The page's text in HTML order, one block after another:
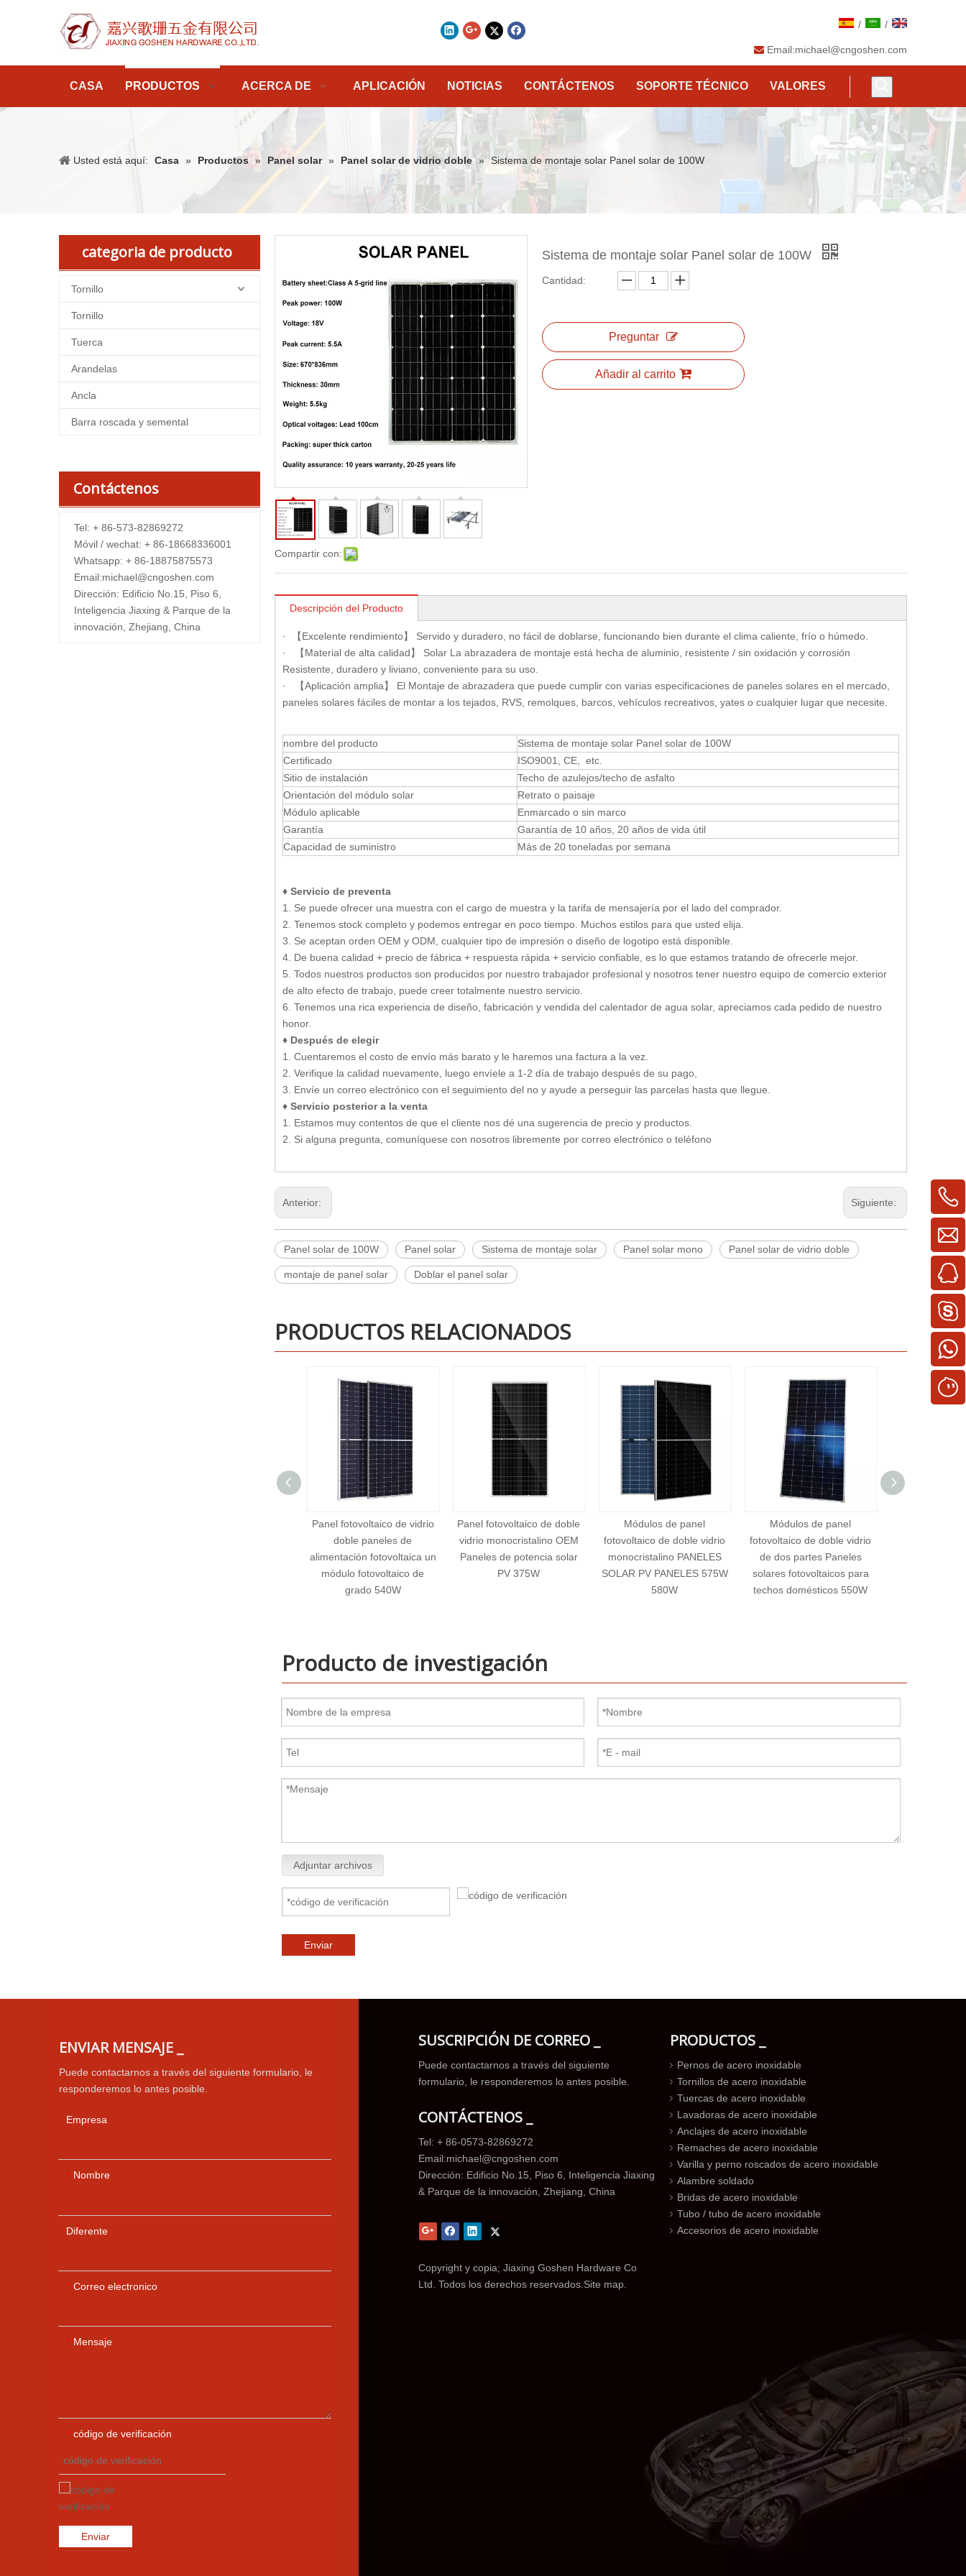
/ /
 Email:michael@cngoshen.com
CASA PRODUCTOS ACERCA DE APLICACIÓN NOTICIAS CONTÁCTENOS SOPORTE TÉCNICO VALORES
Usted está aquí: Casa » Productos » Panel solar » Panel solar de vidrio doble » Sistema de montaje solar Panel solar de 100W
categoria de producto
Tornillo
Tornillo
Tuerca
Arandelas
Ancla
Barra roscada y semental
Contáctenos
Tel: + 86-573-82869272
Móvil / wechat: + 86-18668336001
Whatsapp: + 86-18875875573
Email:michael@cngoshen.com
Dirección: Edificio No.15, Piso 6,
Inteligencia Jiaxing & Parque de la
innovación, Zhejiang, China
Compartir con:
Sistema de montaje solar Panel solar de 100W
Cantidad:
Preguntar
Añadir al carrito
Descripción del Producto
· 【Excelente rendimiento】 Servido y duradero, no fácil de doblarse, funcionando bien durante el clima caliente, frío o húmedo.
· 【Material de alta calidad】 Solar La abrazadera de montaje está hecha de aluminio, resistente / sin oxidación y corrosión
Resistente, duradero y liviano, conveniente para su uso.
· 【Aplicación amplia】 El Montaje de abrazadera que puede cumplir con varias especificaciones de paneles solares en el mercado,
paneles solares fáciles de montar a los tejados, RVS, remolques, barcos, vehículos recreativos, yates o cualquier lugar que necesite.
nombre del producto
Sistema de montaje solar Panel solar de 100W
Certificado
ISO9001, CE, etc.
Sitio de instalación
Techo de azulejos/techo de asfalto
Orientación del módulo solar
Retrato o paisaje
Módulo aplicable
Enmarcado o sin marco
Garantía
Garantía de 10 años, 20 años de vida útil
Capacidad de suministro
Más de 20 toneladas por semana
♦ Servicio de preventa
1. Se puede ofrecer una muestra con el cargo de muestra y la tarifa de mensajería por el lado del comprador.
2. Tenemos stock completo y podemos entregar en poco tiempo. Muchos estilos para que usted elija.
3. Se aceptan orden OEM y ODM, cualquier tipo de impresión o diseño de logotipo está disponible.
4. De buena calidad + precio de fábrica + respuesta rápida + servicio confiable, es lo que estamos tratando de ofrecerle mejor.
5. Todos nuestros productos son producidos por nuestro trabajador profesional y nosotros tener nuestro equipo de comercio exterior
de alto efecto de trabajo, puede creer totalmente nuestro servicio.
6. Tenemos una rica experiencia de diseño, fabricación y vendida del calentador de agua solar, apreciamos cada pedido de nuestro
honor.
♦ Después de elegir
1. Cuentaremos el costo de envío más barato y le haremos una factura a la vez.
2. Verifique la calidad nuevamente, luego envíele a 1-2 día de trabajo después de su pago,
3. Envíe un correo electrónico con el seguimiento del no y ayude a perseguir las parcelas hasta que llegue.
♦ Servicio posterior a la venta
1. Estamos muy contentos de que el cliente nos dé una sugerencia de precio y productos.
2. Si alguna pregunta, comuníquese con nosotros libremente por correo electrónico o teléfono
Anterior: Siguiente:
Panel solar de 100W Panel solar Sistema de montaje solar Panel solar mono Panel solar de vidrio doble
montaje de panel solar Doblar el panel solar
PRODUCTOS RELACIONADOS
Panel fotovoltaico de doble
vidrio monocristalino OEM
Paneles de potencia solar
PV 375W
Módulos de panel
fotovoltaico de doble vidrio
monocristalino PANELES
SOLAR PV PANELES 575W
Módulos de panel
fotovoltaico de doble vidrio
de dos partes Paneles
solares fotovoltaicos para
techos domésticos 550W
Módulos de media pieza de
doble vidrio monocristalino
altamente eficiente módulos
solares PV 540W 545W
Producto de investigación
Adjuntar archivos
Enviar
ENVIAR MENSAJE _
Puede contactarnos a través del siguiente formulario, le
responderemos lo antes posible.
Empresa
* Nombre
Diferente
* Correo electronico
* Mensaje
* código de verificación
Enviar
SUSCRIPCIÓN DE CORREO _
Puede contactarnos a través del siguiente
formulario, le responderemos lo antes posible.
CONTÁCTENOS _
Tel: + 86-0573-82869272
Email:michael@cngoshen.com
Dirección: Edificio No.15, Piso 6, Inteligencia Jiaxing
& Parque de la innovación, Zhejiang, China
Copyright y copia; Jiaxing Goshen Hardware Co
Ltd. Todos los derechos reservados. Site map.
PRODUCTOS _
Pernos de acero inoxidable
Tornillos de acero inoxidable
Tuercas de acero inoxidable
Lavadoras de acero inoxidable
Anclajes de acero inoxidable
Remaches de acero inoxidable
Varilla y perno roscados de acero inoxidable
Alambre soldado
Bridas de acero inoxidable
Tubo / tubo de acero inoxidable
Accesorios de acero inoxidable